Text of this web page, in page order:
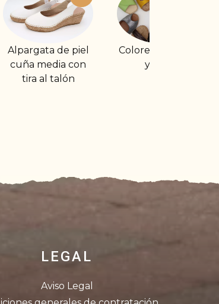
Colores especiales
y sedas
Alpargata cuña
media con tira al
LEGAL
Aviso Legal